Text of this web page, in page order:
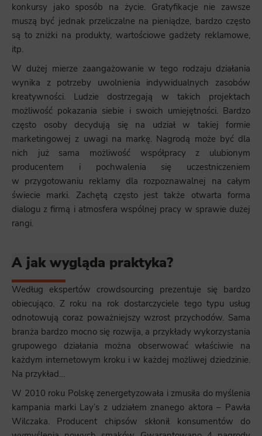
konkursy jako sposób na życie. Gratyfikacje nie zawsze
muszą być jednak przeliczalne na pieniądze, bardzo często
są to zniżki na produkty, wartościowe gadżety reklamowe,
itp.
W dużej mierze zaangażowanie w tego rodzaju działania
wynika z potrzeby uwolnienia indywidualnych zasobów
kreatywności. Ludzie dostrzegają w takich projektach
możliwość pokazania siebie i swoich umiejętności. Bardzo
często osoby decydują się na udział w takiej formie
marketingowej z uwagi na markę. Nagrodą może być dla
nich już sama możliwość współpracy z ulubionym
producentem i pochwalenia się uczestniczeniem
w przygotowaniu reklamy dla rozpoznawalnej na całym
świecie marki. Zachętą często jest także otwarta forma
dialogu z firmą i atmosfera wspólnej pracy w sprawie dużej
rangi.
A jak wygląda praktyka?
Według ekspertów crowdsourcing prezentuje się bardzo
obiecująco. Z roku na rok dostarczyciele tego typu usług
odnotowują coraz poważniejszy wzrost przychodów. Sama
branża bardzo mocno się rozwija, a przykłady wykorzystania
grupowego działania można obserwować właściwie na
każdym internetowym kroku i w każdej możliwej dziedzinie.
Na przykład…
W 2010 roku Polskę zenergetyzowała i zmusiła do myślenia
kampania marki Lay’s z udziałem znanego aktora – Pawła
Wilczaka. Producent chipsów skłonił konsumentów do